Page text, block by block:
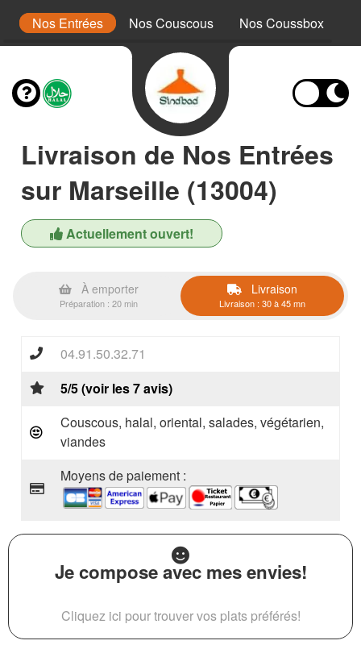
Nos Entrées Nos Couscous Nos Coussbox
Livraison de Nos Entrées
sur Marseille (13004)
Actuellement ouvert!
À emporter
Préparation : 20 min
Livraison
Livraison : 30 à 45 mn
04.91.50.32.71
5/5 (voir les 7 avis)
Couscous, halal, oriental, salades, végétarien,
viandes
Moyens de paiement :
Je compose avec mes envies!
Cliquez ici pour trouver vos plats préférés!